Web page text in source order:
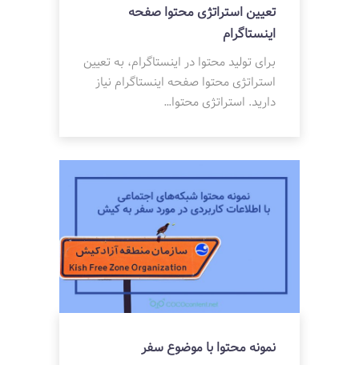
تعیین استراتژی محتوا صفحه
اینستاگرام
برای تولید محتوا در اینستاگرام، به تعیین
استراتژی محتوا صفحه اینستاگرام نیاز
دارید. استراتژی محتوا…
نمونه محتوا با موضوع سفر